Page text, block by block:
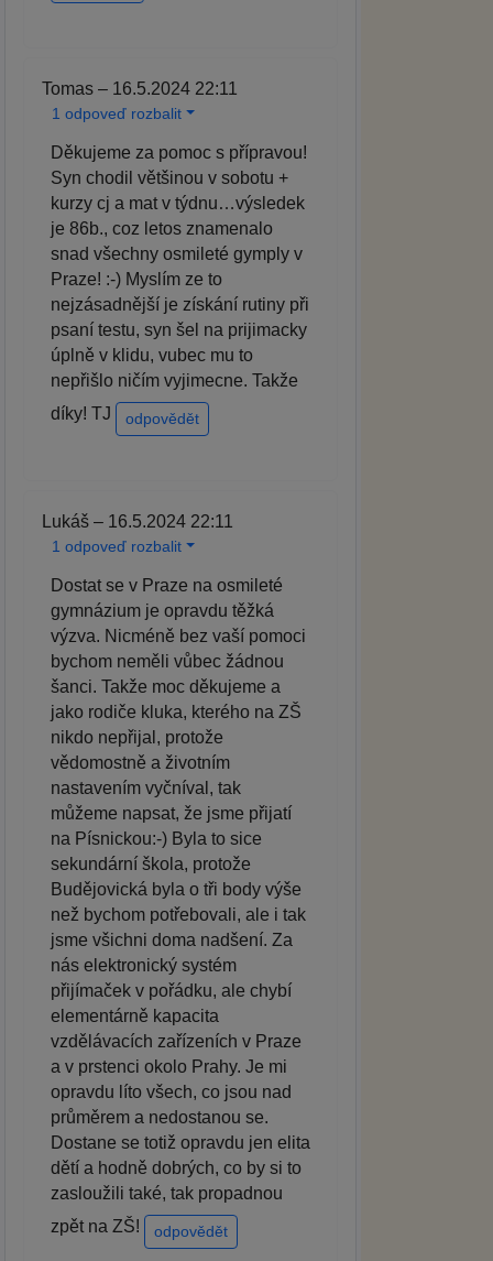
Tomas – 16.5.2024 22:11
1 odpoveď rozbalit
Děkujeme za pomoc s přípravou!
Syn chodil většinou v sobotu +
kurzy cj a mat v týdnu…výsledek
je 86b., coz letos znamenalo
snad všechny osmileté gymply v
Praze! :-) Myslím ze to
nejzásadnější je získání rutiny při
psaní testu, syn šel na prijimacky
úplně v klidu, vubec mu to
nepřišlo ničím vyjimecne. Takže
díky! TJ
odpovědět
Lukáš – 16.5.2024 22:11
1 odpoveď rozbalit
Dostat se v Praze na osmileté
gymnázium je opravdu těžká
výzva. Nicméně bez vaší pomoci
bychom neměli vůbec žádnou
šanci. Takže moc děkujeme a
jako rodiče kluka, kterého na ZŠ
nikdo nepřijal, protože
vědomostně a životním
nastavením vyčníval, tak
můžeme napsat, že jsme přijatí
na Písnickou:-) Byla to sice
sekundární škola, protože
Budějovická byla o tři body výše
než bychom potřebovali, ale i tak
jsme všichni doma nadšení. Za
nás elektronický systém
přijímaček v pořádku, ale chybí
elementárně kapacita
vzdělávacích zařízeních v Praze
a v prstenci okolo Prahy. Je mi
opravdu líto všech, co jsou nad
průměrem a nedostanou se.
Dostane se totiž opravdu jen elita
dětí a hodně dobrých, co by si to
zasloužili také, tak propadnou
zpět na ZŠ!
odpovědět